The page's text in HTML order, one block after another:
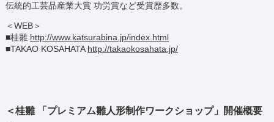
伝統的工芸品産業大賞 功労賞など受賞歴多数。
＜WEB＞
■桂雛 http://www.katsurabina.jp/index.html
■TAKAO KOSAHATAhttp://takaokosahata.jp/
＜桂雛 「プレミアム雛人形制作ワークショップ」開催概要